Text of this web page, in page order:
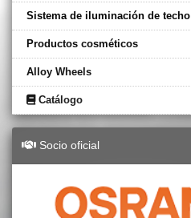
Sistema de iluminación de techo
Productos cosméticos
Alloy Wheels
Catálogo
Socio oficial